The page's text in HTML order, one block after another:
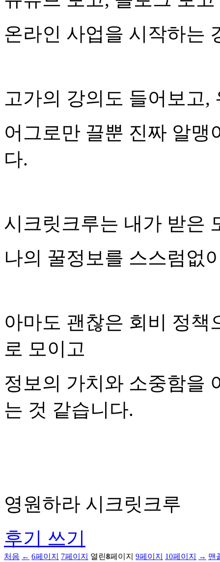
온라인 사업을 시작하는
고가의 강의도 들어보고
어그로만 끌뿐 진짜 알맹
다.
시크릿크루는 내가 받은
나의 꿀정보를 스스럼없
아마도 괜찮은 회비 정책
로 모이고
정보의 가치와 소중함을
는 것 같습니다.
영원하라 시크릿크루
후기 쓰기
처음 ← 6페이지 7페이지 열린8페이지 9페이지 10페이지 → 맨